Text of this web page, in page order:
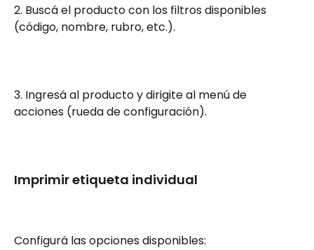
2. Buscá el producto con los filtros disponibles
(código, nombre, rubro, etc.).
3. Ingresá al producto y dirigite al menú de
acciones (rueda de configuración).
Imprimir etiqueta individual
Configurá las opciones disponibles: